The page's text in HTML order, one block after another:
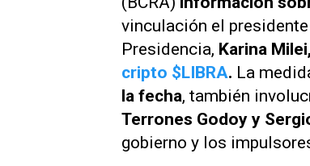
vinculación el presidente
Presidencia, Karina Milei,
cripto $LIBRA. La
la fecha, también
Terrones Godoy y
gobierno y los